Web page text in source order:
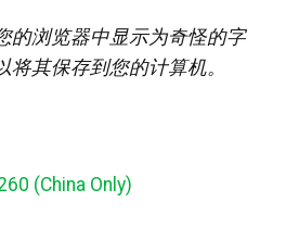
的浏览器中显示为奇怪的字
其保存到您的计算机。
(China Only)